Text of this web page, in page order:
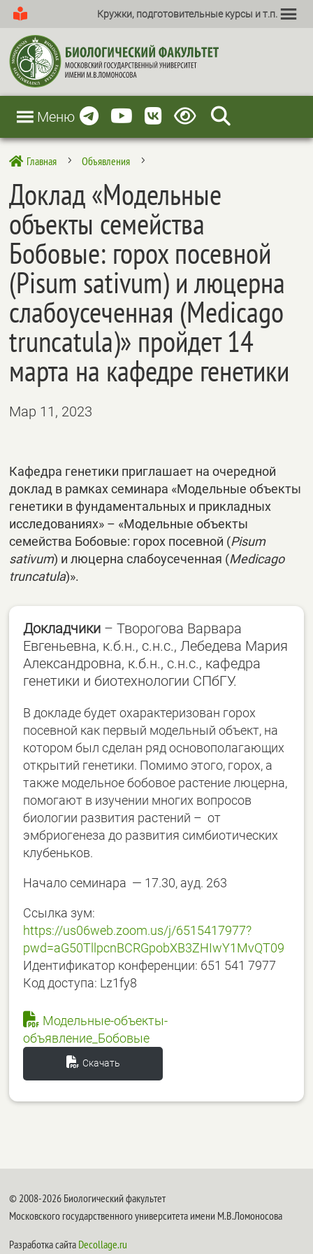
Кружки, подготовительные курсы и т.п.
Меню
 Главная 5 Объявления 5
Доклад «Модельные
объекты семейства
Бобовые: горох посевной
(Pisum sativum) и люцерна
слабоусеченная (Medicago
truncatula)» пройдет 14
марта на кафедре генетики
Мар 11, 2023
Кафедра генетики приглашает на очередной
доклад в рамках семинара «Модельные объекты
генетики в фундаментальных и прикладных
исследованиях» – «Модельные объекты
семейства Бобовые: горох посевной (Pisum
sativum) и люцерна слабоусеченная (Medicago
truncatula)».
Докладчики – Творогова Варвара
Евгеньевна, к.б.н., с.н.с., Лебедева Мария
Александровна, к.б.н., с.н.с., кафедра
генетики и биотехнологии СПбГУ.
В докладе будет охарактеризован горох
посевной как первый модельный объект, на
котором был сделан ряд основополагающих
открытий генетики. Помимо этого, горох, а
также модельное бобовое растение люцерна,
помогают в изучении многих вопросов
биологии развития растений – от
эмбриогенеза до развития симбиотических
клубеньков.
Начало семинара — 17.30, ауд. 263
Ссылка зум:
https://us06web.zoom.us/j/6515417977?
pwd=aG50TllpcnBCRGpobXB3ZHIwY1MvQT09
Идентификатор конференции: 651 541 7977
Код доступа: Lz1fy8
Модельные-объекты-
объявление_Бобовые
Скачать
© 2008-2026 Биологический факультет
Московского государственного университета имени М.В.Ломоносова
Разработка сайта Decollage.ru